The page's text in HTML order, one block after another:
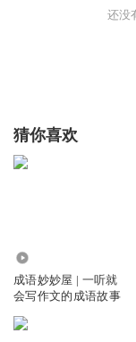
还没
猜你喜欢
成语妙妙屋 | 一听就
会写作文的成语故事